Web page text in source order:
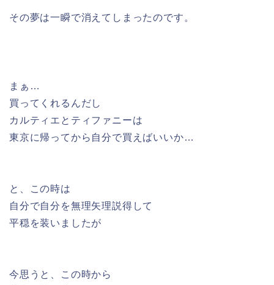
その夢は一瞬で消えてしまったのです。
まぁ…
買ってくれるんだし
カルティエとティファニーは
東京に帰ってから自分で買えばいいか…
と、この時は
自分で自分を無理矢理説得して
平穏を装いましたが
今思うと、この時から